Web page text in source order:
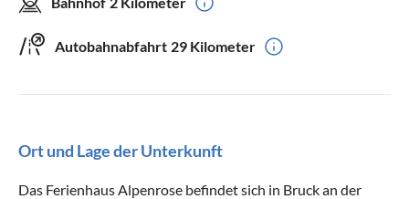
Autobahnabfahrt 29 Kilometer
Ort und Lage der Unterkunft
Das Ferienhaus Alpenrose befindet sich in Bruck an der